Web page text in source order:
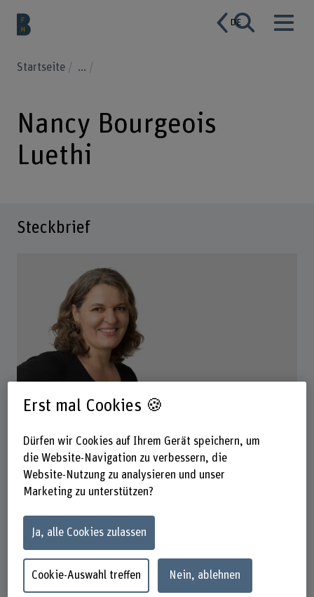
DE
Startseite ...
Nancy Bourgeois
Luethi
Steckbrief
Nancy Bourgeois Luethi
E-Mail anzeigen
www.bfh.ch/de/nancy-bourgeois-luethi
Erst mal Cookies 🍪
Dürfen wir Cookies auf Ihrem Gerät speichern, um
die Website-Navigation zu verbessern, die
Website-Nutzung zu analysieren und unser
Marketing zu unterstützen?
Ja, alle Cookies zulassen
Cookie-Auswahl treffen Nein, ablehnen